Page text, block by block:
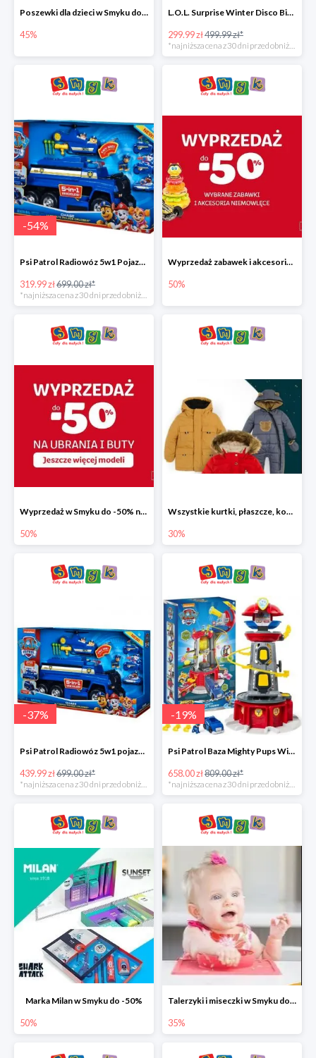
Poszewki dla dzieci w Smyku do -45%
45%
L.O.L. Surprise Winter Disco Bigger Surprise Zestaw laleczek w walizce -40%
299.99 zł499.99 zł*
-54%
Psi Patrol Radiowóz 5w1 Pojazd ratunkowy z figurką Chase'a
319.99 zł699.00 zł*
Wyprzedaż zabawek i akcesoriów niemowlęcych w Smyku do -50%
50%
Wyprzedaż w Smyku do -50% na ubrania i buty
50%
Wszystkie kurtki, płaszcze, kombinezony i spodnie narciarskie -30%
30%
-37%
Psi Patrol Radiowóz 5w1 pojazd ratunkowy z figurką Chase'a -37%
439.99 zł699.00 zł*
-19%
Psi Patrol Baza Mighty Pups Wieża obserwacyjna+pojazd z figurką -19%
658.00 zł809.00 zł*
Marka Milan w Smyku do -50%
50%
Talerzyki i miseczki w Smyku do -35%
35%